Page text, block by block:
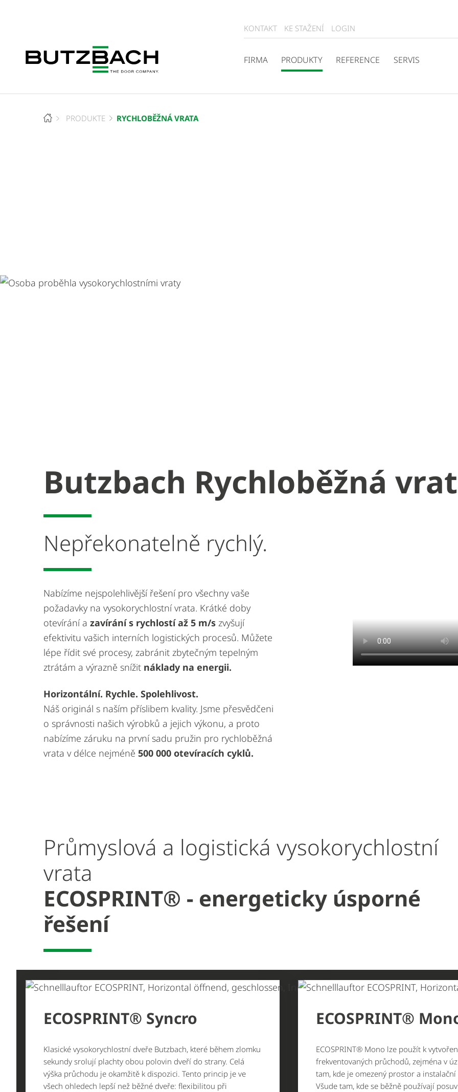
KONTAKT KE STAŽENÍ LOGIN
FIRMA PRODUKTY REFERENCE SERVIS
PRODUKTE RYCHLOBĚŽNÁ VRATA
Butzbach Rychloběžná
Nepřekonatelně rychlý.
Nabízíme nejspolehlivější řešení pro všechny vaše
požadavky na vysokorychlostní vrata. Krátké doby
otevírání a zavírání s rychlostí až 5 m/s zvyšují
efektivitu vašich interních logistických procesů. Můžete
lépe řídit své procesy, zabránit zbytečným tepelným
ztrátám a výrazně snížit náklady na energii.
Horizontální. Rychle. Spolehlivost.
Náš originál s naším příslibem kvality. Jsme přesvědčeni
o správnosti našich výrobků a jejich výkonu, a proto
nabízíme záruku na první sadu pružin pro rychloběžná
vrata v délce nejméně 500 000 otevíracích cyklů.
Průmyslová a logistická vysokorychlostní
vrata
ECOSPRINT® - energeticky úsporné
řešení
ECOSPRINT® Syncro
Klasické vysokorychlostní dveře Butzbach, které během zlomku
sekundy srolují plachty obou polovin dveří do strany. Celá
výška průchodu je okamžitě k dispozici. Tento princip je ve
všech ohledech lepší než běžné dveře: flexibilitou při
ECOSPRINT®
ECOSPRINT® Mono lze použít k
frekventovaných průchodů, zejména v
tam, kde je omezený prostor a
Všude tam, kde se běžně používají